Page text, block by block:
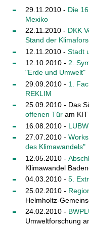
29.11.2010 - Die
Mexiko
22.11.2010 - DKK
Stand der
12.11.2010 - Stadt
12.10.2010 - 2.
"Erde und Umwelt"
29.09.2010 - 1.
REKLIM
25.09.2010 - Das
offenen Türam KIT
16.08.2010 -
27.07.2010 -
des Klimawandels"
12.05.2010 -
Klimawandel
04.03.2010 - 5.
25.02.2010 -
Helmholtz-
24.02.2010 -
Umweltforschung